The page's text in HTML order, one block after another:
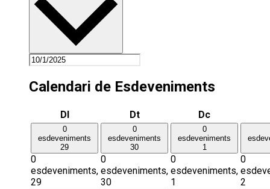
Calendari de Esdeveniments
DlDilluns DtDimarts DcDimecres
0
esdeveniments
29
0
esdeveniments,
29
0
esdeveniments
30
0
esdeveniments,
30
0
esdeveniments
1
0
esdeveniments,
1
0
2